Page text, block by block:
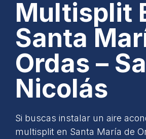
Multisplit
Santa
Ordas –
Nicolás
Si buscas instalar un aire
multisplit en Santa María de